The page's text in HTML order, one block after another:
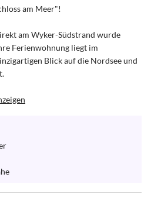
am Meer"!
am Wyker-Südstrand wurde
Ferienwohnung liegt im
Blick auf die Nordsee und